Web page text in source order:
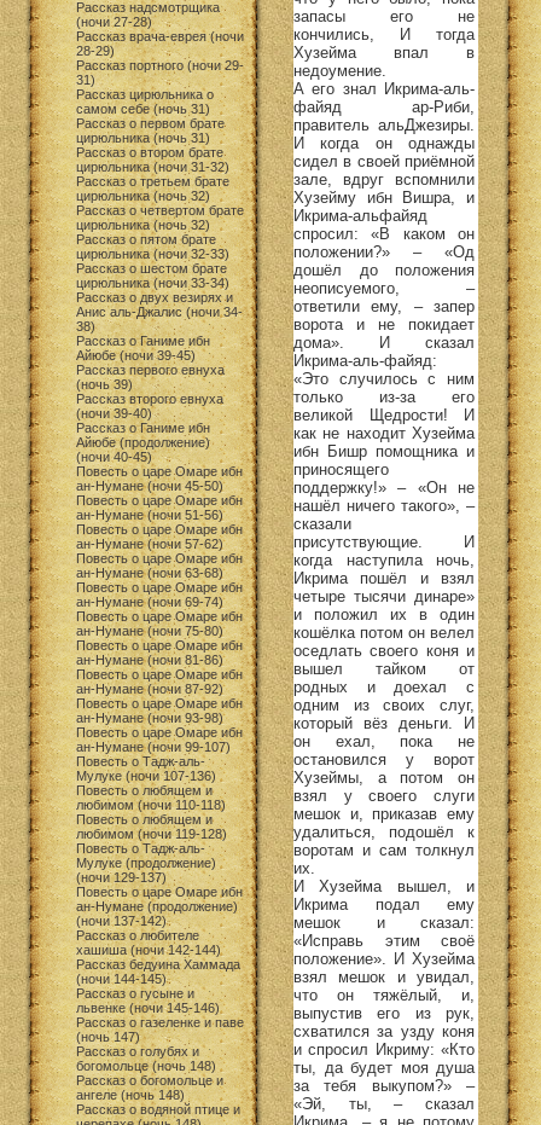
Рассказ надсмотрщика
(ночи 27-28)
Рассказ врача-еврея (ночи
28-29)
Рассказ портного (ночи 29-
31)
Рассказ цирюльника о
самом себе (ночь 31)
Рассказ о первом брате
цирюльника (ночь 31)
Рассказ о втором брате
цирюльника (ночи 31-32)
Рассказ о третьем брате
цирюльника (ночь 32)
Рассказ о четвертом брате
цирюльника (ночь 32)
Рассказ о пятом брате
цирюльника (ночи 32-33)
Рассказ о шестом брате
цирюльника (ночи 33-34)
Рассказ о двух везирях и
Анис аль-Джалис (ночи 34-
38)
Рассказ о Ганиме ибн
Айюбе (ночи 39-45)
Рассказ первого евнуха
(ночь 39)
Рассказ второго евнуха
(ночи 39-40)
Рассказ о Ганиме ибн
Айюбе (продолжение)
(ночи 40-45)
Повесть о царе Омаре ибн
ан-Нумане (ночи 45-50)
Повесть о царе Омаре ибн
ан-Нумане (ночи 51-56)
Повесть о царе Омаре ибн
ан-Нумане (ночи 57-62)
Повесть о царе Омаре ибн
ан-Нумане (ночи 63-68)
Повесть о царе Омаре ибн
ан-Нумане (ночи 69-74)
Повесть о царе Омаре ибн
ан-Нумане (ночи 75-80)
Повесть о царе Омаре ибн
ан-Нумане (ночи 81-86)
Повесть о царе Омаре ибн
ан-Нумане (ночи 87-92)
Повесть о царе Омаре ибн
ан-Нумане (ночи 93-98)
Повесть о царе Омаре ибн
ан-Нумане (ночи 99-107)
Повесть о Тадж-аль-
Мулуке (ночи 107-136)
Повесть о любящем и
любимом (ночи 110-118)
Повесть о любящем и
любимом (ночи 119-128)
Повесть о Тадж-аль-
Мулуке (продолжение)
(ночи 129-137)
Повесть о царе Омаре ибн
ан-Нумане (продолжение)
(ночи 137-142)
Рассказ о любителе
хашиша (ночи 142-144)
Рассказ бедуина Хаммада
(ночи 144-145)
Рассказ о гусыне и
львенке (ночи 145-146)
Рассказ о газеленке и паве
(ночь 147)
Рассказ о голубях и
богомольце (ночь 148)
Рассказ о богомольце и
ангеле (ночь 148)
Рассказ о водяной птице и
запасы его не
кончились, И тогда
Хузейма впал в
недоумение.
А его знал Икрима-аль-
файяд ар-Риби,
правитель альДжезиры.
И когда он однажды
сидел в своей приёмной
зале, вдруг вспомнили
Хузейму ибн Вишра, и
Икрима-альфайяд
спросил: «В каком он
положении?» – «Од
дошёл до положения
неописуемого, –
ответили ему, – запер
ворота и не покидает
дома». И сказал
Икрима-аль-файяд:
«Это случилось с ним
только из-за его
великой Щедрости! И
как не находит Хузейма
ибн Бишр помощника и
приносящего
поддержку!» – «Он не
нашёл ничего такого», –
сказали
присутствующие. И
когда наступила ночь,
Икрима пошёл и взял
четыре тысячи динаре»
и положил их в один
кошёлка потом он велел
оседлать своего коня и
вышел тайком от
родных и доехал с
одним из своих слуг,
который вёз деньги. И
он ехал, пока не
остановился у ворот
Хузеймы, а потом он
взял у своего слуги
мешок и, приказав ему
удалиться, подошёл к
воротам и сам толкнул
их.
И Хузейма вышел, и
Икрима подал ему
мешок и сказал:
«Исправь этим своё
положение». И Хузейма
взял мешок и увидал,
что он тяжёлый, и,
выпустив его из рук,
схватился за узду коня
и спросил Икриму: «Кто
ты, да будет моя душа
за тебя выкупом?» –
«Эй, ты, – сказал